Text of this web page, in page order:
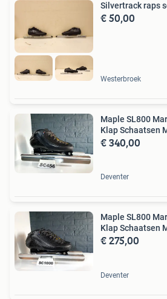
Silvertrack raps
€ 50,00
Westerbroek
Maple SL800
Klap Schaatsen
€ 340,00
Deventer
Maple SL800
Klap Schaatsen
€ 275,00
Deventer